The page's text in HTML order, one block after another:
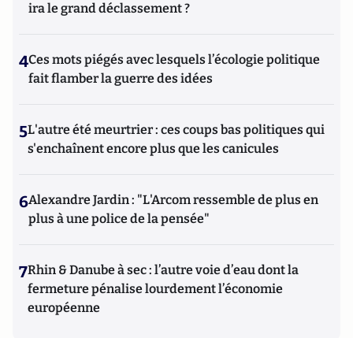
ira le grand déclassement ?
4Ces mots piégés avec lesquels l’écologie politique
fait flamber la guerre des idées
5L'autre été meurtrier : ces coups bas politiques qui
s'enchaînent encore plus que les canicules
6Alexandre Jardin : "L'Arcom ressemble de plus en
plus à une police de la pensée"
7Rhin & Danube à sec : l’autre voie d’eau dont la
fermeture pénalise lourdement l’économie
européenne